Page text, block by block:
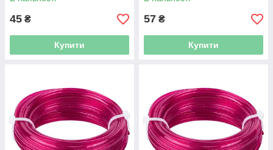
45 ₴
Купити
57 ₴
Купити